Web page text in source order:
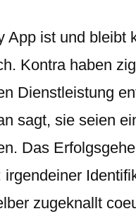
App ist und bleibt
Kontra haben
Dienstleistung
sagt, sie seien
Das
irgendeiner
zugeknallt